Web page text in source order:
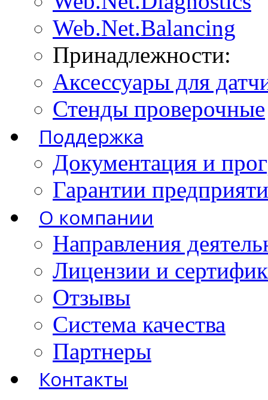
Web.Net.Balancing
Принадлежности:
Аксессуары для
Стенды проверочные
Поддержка
Документация и
Гарантии
О компании
Направления
Лицензии и
Отзывы
Система качества
Партнеры
Контакты